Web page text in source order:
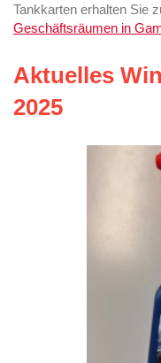
Tankkarten erhalten Sie
Geschäftsräumen in
Aktuelles
2025